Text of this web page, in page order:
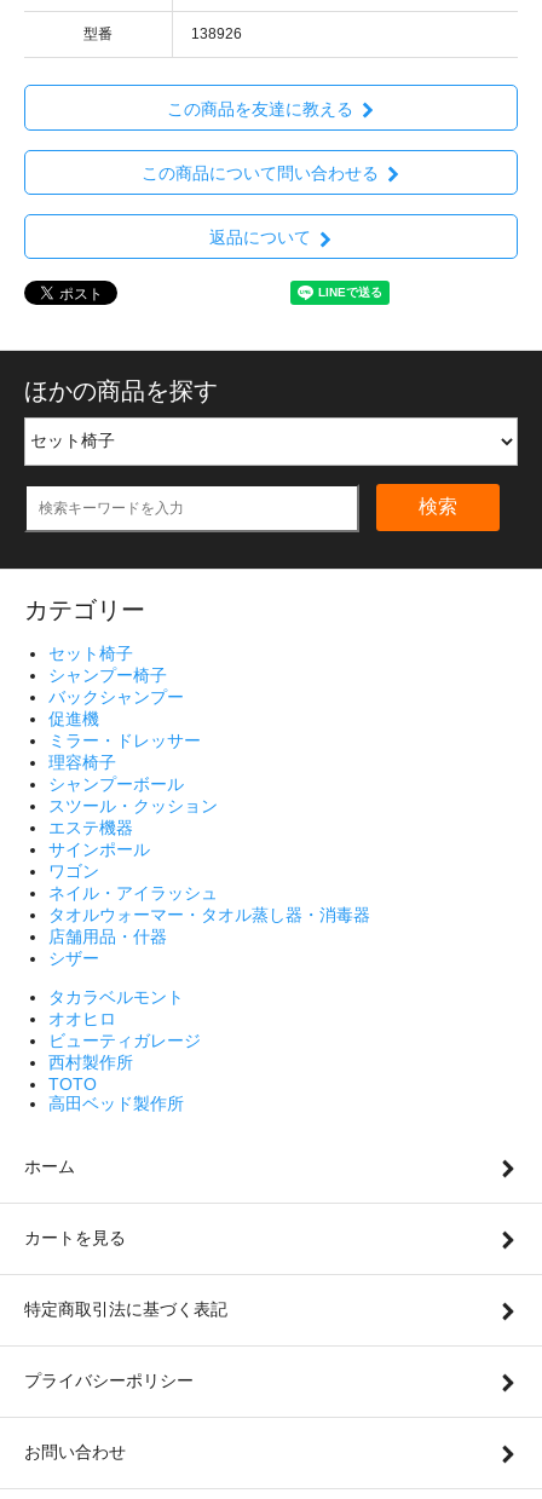
型番 138926
この商品を友達に教える
この商品について問い合わせる
返品について
ほかの商品を探す
検索
カテゴリー
セット椅子
シャンプー椅子
バックシャンプー
促進機
ミラー・ドレッサー
理容椅子
シャンプーボール
スツール・クッション
エステ機器
サインポール
ワゴン
ネイル・アイラッシュ
タオルウォーマー・タオル蒸し器・消毒器
店舗用品・什器
シザー
タカラベルモント
オオヒロ
ビューティガレージ
西村製作所
TOTO
高田ベッド製作所
ホーム
カートを見る
特定商取引法に基づく表記
プライバシーポリシー
お問い合わせ